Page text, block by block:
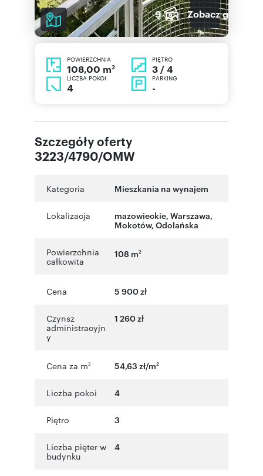
9 Zobacz galerię
POWIERZCHNIA
108,00 m2
PIĘTRO
3 / 4
LICZBA POKOI
4
PARKING
-
Szczegóły oferty
3223/4790/OMW
Kategoria Mieszkania na wynajem
Lokalizacja mazowieckie, Warszawa,
Mokotów, Odolańska
Powierzchnia
całkowita
108 m2
Cena 5 900 zł
Czynsz
administracyjn
y
1 260 zł
Cena za m2 54,63 zł/m2
Liczba pokoi 4
Piętro 3
Liczba pięter w
budynku
4